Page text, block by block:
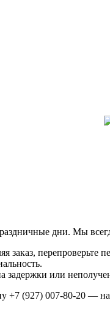
дни. Мы
перепроверьте
или
+7 (927) 007-80-20 —